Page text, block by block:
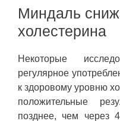
Миндаль
холестерина
Некоторые
регулярное
к здоровому уровню
положительные
позднее, чем через